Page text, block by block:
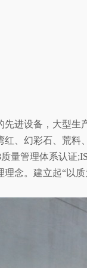
进设备，大型生
、幻彩石、荒
量管理体系认证
念。建立起“以